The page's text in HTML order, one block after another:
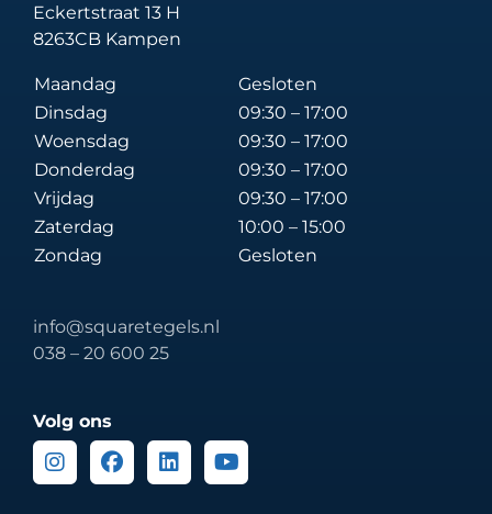
Eckertstraat 13 H
8263CB Kampen
Maandag
Gesloten
Dinsdag
09:30 – 17:00
Woensdag
09:30 – 17:00
Donderdag
09:30 – 17:00
Vrijdag
09:30 – 17:00
Zaterdag
10:00 – 15:00
Zondag
Gesloten
info@squaretegels.nl
038 – 20 600 25
Volg ons
InstagramFacebook
LinkedinYoutube